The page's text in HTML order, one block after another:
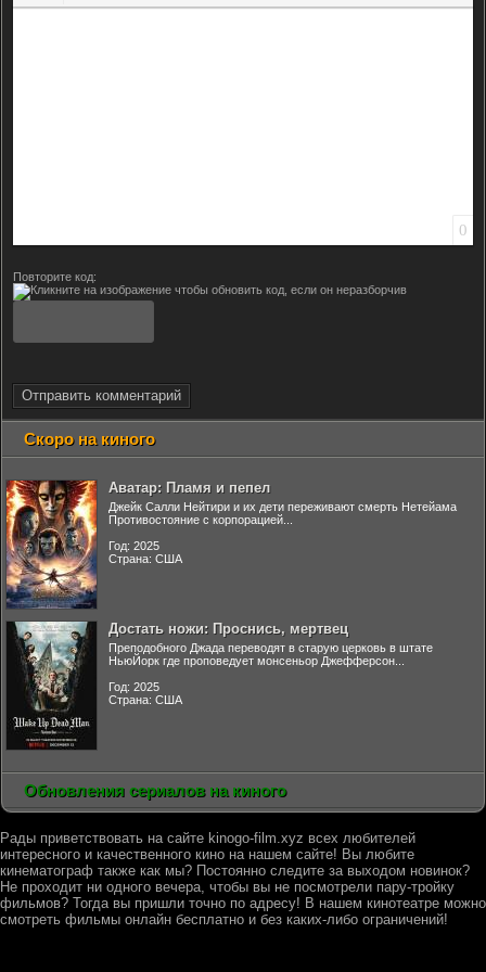
Вставить смайлик
Вставка скрытого текста
Вставка цитаты
Вставка спойлера
0
Повторите код:
Отправить комментарий
Скоро на киного
Аватар: Пламя и пепел
Джейк Салли Нейтири и их дети переживают смерть Нетейама
Противостояние с корпорацией...
Год: 2025
Страна: США
Достать ножи: Проснись, мертвец
Преподобного Джада переводят в старую церковь в штате
НьюЙорк где проповедует монсеньор Джефферсон...
Год: 2025
Страна: США
Обновления сериалов на киного
Рады приветствовать на сайте kinogo-film.xyz всех любителей
интересного и качественного кино на нашем сайте! Вы любите
кинематограф также как мы? Постоянно следите за выходом новинок?
Не проходит ни одного вечера, чтобы вы не посмотрели пару-тройку
фильмов? Тогда вы пришли точно по адресу! В нашем кинотеатре можно
смотреть фильмы онлайн бесплатно и без каких-либо ограничений!